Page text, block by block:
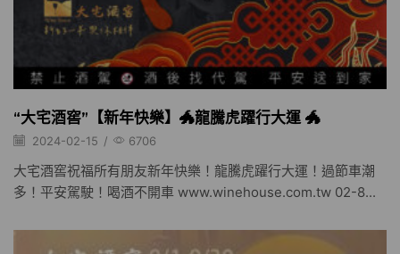
“大宅酒窖”【新年快樂】🐲龍騰虎躍行大運 🐲
2024-02-15 / 6706
大宅酒窖祝福所有朋友新年快樂！龍騰虎躍行大運！過節車潮
多！平安駕駛！喝酒不開車 www.winehouse.com.tw 02-8...